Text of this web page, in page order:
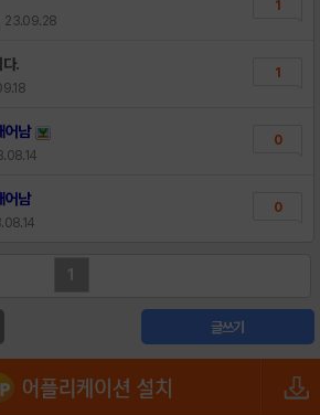
| 23.09.28
1
. 1
어남 0
어남 0
1
글쓰기